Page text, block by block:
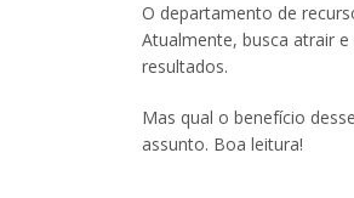
O departamento de
Atualmente, busca atrair
resultados.
Mas qual o benefício
assunto. Boa leitura!